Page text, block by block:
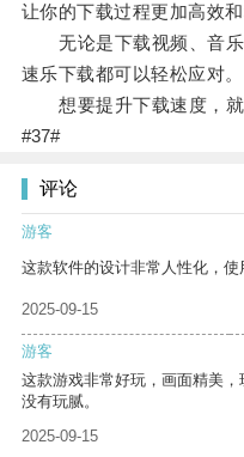
让你的下载过程更加高效和
无论是下载视频、音乐
速乐下载都可以轻松应对。
想要提升下载速度，就
#37#
评论
游客
这款软件的设计非常人性化，使
2025-09-15
游客
这款游戏非常好玩，画面精美
没有玩腻。
2025-09-15